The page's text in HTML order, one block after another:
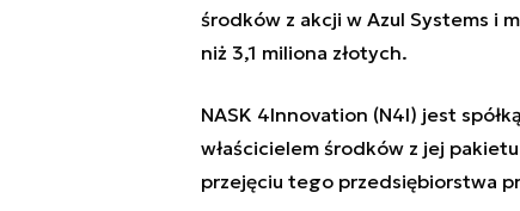
środków z akcji w Azul Systems i
niż 3,1 miliona złotych.
NASK 4Innovation (N4I) jest
właścicielem środków z jej
przejęciu tego przedsiębiorstwa